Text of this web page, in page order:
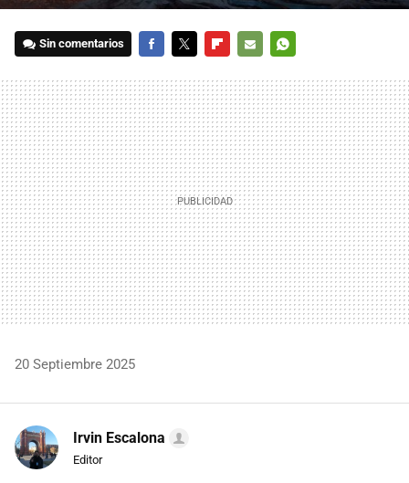
Sin comentarios
MAIL
20 Septiembre 2025
Irvin Escalona
Editor